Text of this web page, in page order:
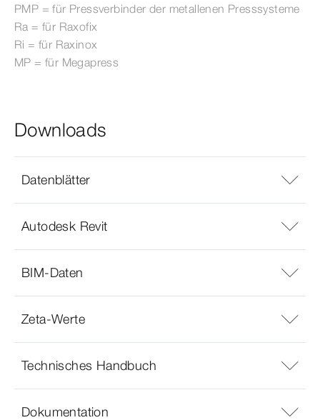
PMP = für Pressverbinder der metallenen Press­systeme
Ra = für Raxofix
Ri = für Raxinox
MP = für Megapress
Downloads
Datenblätter
Autodesk Revit
BIM-Daten
Zeta-Werte
Technisches Handbuch
Dokumentation